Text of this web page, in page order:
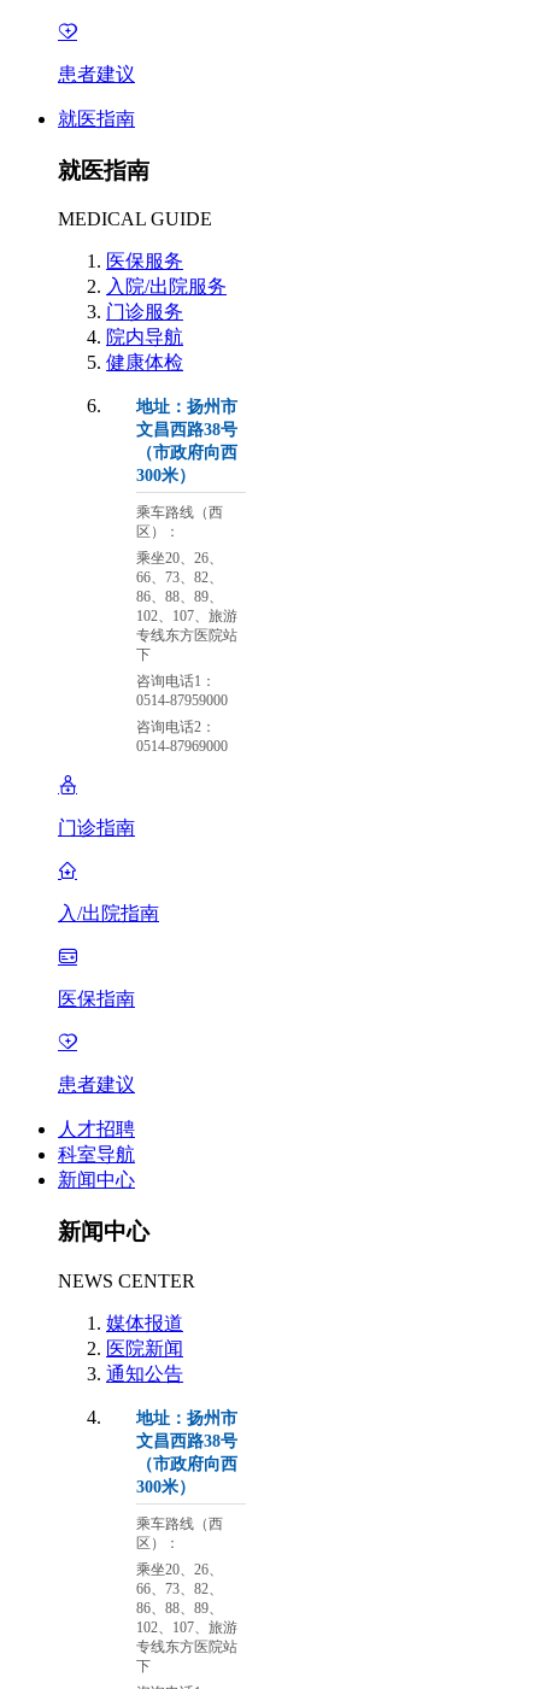
患者建议
就医指南
就医指南
MEDICAL GUIDE
医保服务
入院/出院服务
门诊服务
院内导航
健康体检
地址：扬州市
文昌西路38号
（市政府向西
300米）
乘车路线（西
区）：
乘坐20、26、
66、73、82、
86、88、89、
102、107、旅游
专线东方医院站
下
咨询电话1：
0514-87959000
咨询电话2：
0514-87969000
门诊指南
入/出院指南
医保指南
患者建议
人才招聘
科室导航
新闻中心
新闻中心
NEWS CENTER
媒体报道
医院新闻
通知公告
地址：扬州市
文昌西路38号
（市政府向西
300米）
乘车路线（西
区）：
乘坐20、26、
66、73、82、
86、88、89、
102、107、旅游
专线东方医院站
下